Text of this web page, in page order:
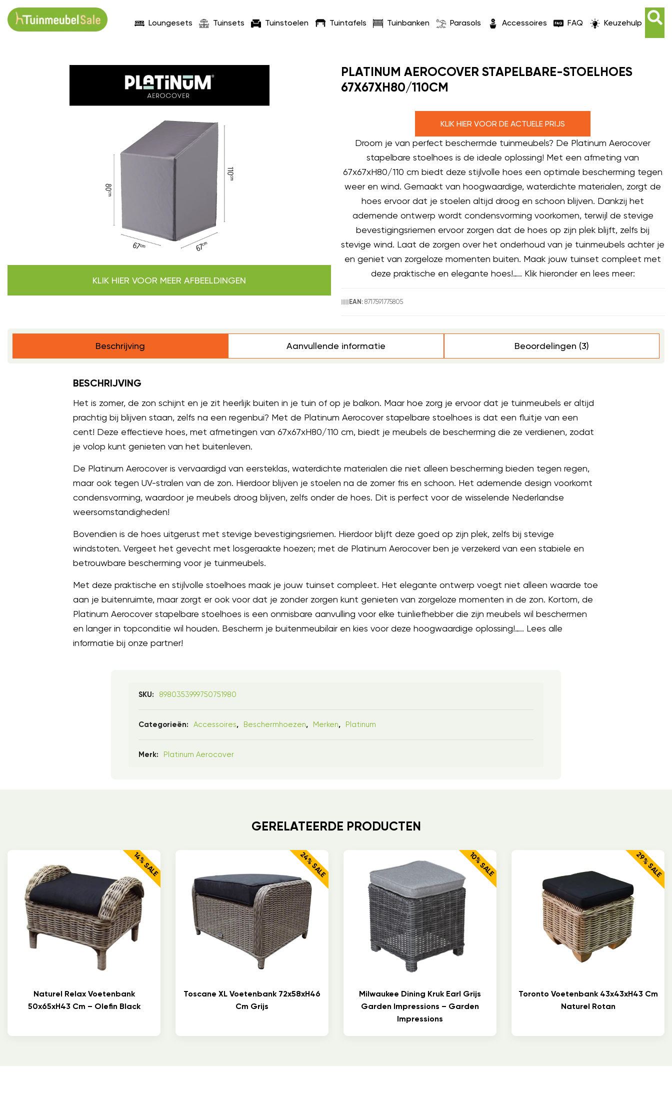
Loungesets Tuinsets Tuinstoelen Tuintafels Tuinbanken Parasols Accessoires FAQ Keuzehulp
KLIK HIER VOOR MEER AFBEELDINGEN
PLATINUM AEROCOVER STAPELBARE-STOELHOES
67X67XH80/110CM
KLIK HIER VOOR DE ACTUELE PRIJS
Droom je van perfect beschermde tuinmeubels? De Platinum Aerocover
stapelbare stoelhoes is de ideale oplossing! Met een afmeting van
67x67xH80/110 cm biedt deze stijlvolle hoes een optimale bescherming tegen
weer en wind. Gemaakt van hoogwaardige, waterdichte materialen, zorgt de
hoes ervoor dat je stoelen altijd droog en schoon blijven. Dankzij het
ademende ontwerp wordt condensvorming voorkomen, terwijl de stevige
bevestigingsriemen ervoor zorgen dat de hoes op zijn plek blijft, zelfs bij
stevige wind. Laat de zorgen over het onderhoud van je tuinmeubels achter je
en geniet van zorgeloze momenten buiten. Maak jouw tuinset compleet met
deze praktische en elegante hoes!….. Klik hieronder en lees meer:
EAN: 8717591775805
Beschrijving Aanvullende informatie Beoordelingen (3)
BESCHRIJVING
Het is zomer, de zon schijnt en je zit heerlijk buiten in je tuin of op je balkon. Maar hoe zorg je ervoor dat je tuinmeubels er altijd
prachtig bij blijven staan, zelfs na een regenbui? Met de Platinum Aerocover stapelbare stoelhoes is dat een fluitje van een
cent! Deze effectieve hoes, met afmetingen van 67x67xH80/110 cm, biedt je meubels de bescherming die ze verdienen, zodat
je volop kunt genieten van het buitenleven.
De Platinum Aerocover is vervaardigd van eersteklas, waterdichte materialen die niet alleen bescherming bieden tegen regen,
maar ook tegen UV-stralen van de zon. Hierdoor blijven je stoelen na de zomer fris en schoon. Het ademende design voorkomt
condensvorming, waardoor je meubels droog blijven, zelfs onder de hoes. Dit is perfect voor de wisselende Nederlandse
weersomstandigheden!
Bovendien is de hoes uitgerust met stevige bevestigingsriemen. Hierdoor blijft deze goed op zijn plek, zelfs bij stevige
windstoten. Vergeet het gevecht met losgeraakte hoezen; met de Platinum Aerocover ben je verzekerd van een stabiele en
betrouwbare bescherming voor je tuinmeubels.
Met deze praktische en stijlvolle stoelhoes maak je jouw tuinset compleet. Het elegante ontwerp voegt niet alleen waarde toe
aan je buitenruimte, maar zorgt er ook voor dat je zonder zorgen kunt genieten van zorgeloze momenten in de zon. Kortom, de
Platinum Aerocover stapelbare stoelhoes is een onmisbare aanvulling voor elke tuinliefhebber die zijn meubels wil beschermen
en langer in topconditie wil houden. Bescherm je buitenmeubilair en kies voor deze hoogwaardige oplossing!….. Lees alle
informatie bij onze partner!
SKU: 8980353999750751980
Categorieën: Accessoires, Beschermhoezen, Merken, Platinum
Merk: Platinum Aerocover
GERELATEERDE PRODUCTEN
14% SALE
Naturel Relax Voetenbank
50x65xH43 Cm – Olefin Black
24% SALE
Toscane XL Voetenbank 72x58xH46
Cm Grijs
10% SALE
Milwaukee Dining Kruk Earl Grijs
Garden Impressions – Garden
Impressions
29% SALE
Toronto Voetenbank 43x43xH43 Cm
Naturel Rotan